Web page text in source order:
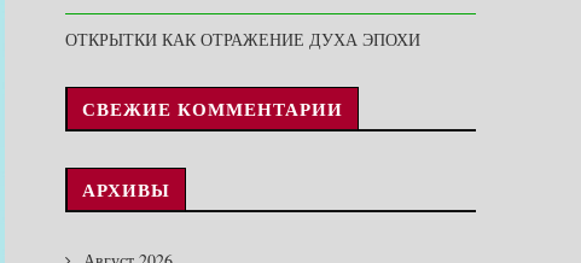
ОТКРЫТКИ КАК ОТРАЖЕНИЕ ДУХА ЭПОХИ
СВЕЖИЕ КОММЕНТАРИИ
АРХИВЫ